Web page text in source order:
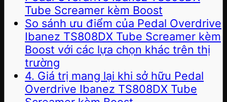
Tube Screamer kèm Boost
So sánh ưu điểm của Pedal Overdrive
Ibanez TS808DX Tube Screamer kèm
Boost với các lựa chọn khác trên thị
trường
4. Giá trị mang lại khi sở hữu Pedal
Overdrive Ibanez TS808DX Tube